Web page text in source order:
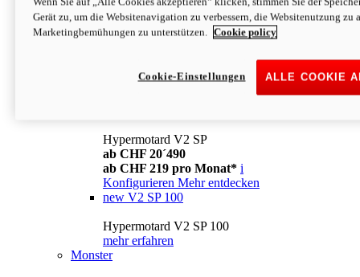
Konfigurieren Mehr entdecken
newV2
ab CHF 169 pro Monat* i
Mehr entdecken
Hypermotard V2 SP
ab CHF 20´490
ab CHF 219 pro Monat* i
Konfigurieren Mehr entdecken
new V2 SP 100
Hypermotard V2 SP 100
mehr erfahren
Monster
Gerät zu, um die Websitenavigation zu verbessern, die Websitenutzung zu
Marketingbemühungen zu unterstützen.
Cookie policy
ALLE COOKIE
Cookie-Einstellungen